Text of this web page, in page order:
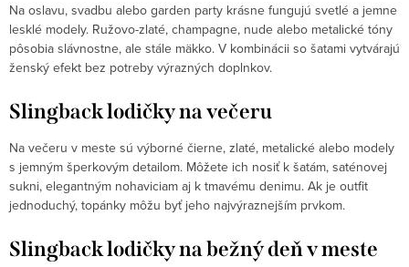
Na oslavu, svadbu alebo garden party krásne fungujú svetlé a jemne
lesklé modely. Ružovo-zlaté, champagne, nude alebo metalické tóny
pôsobia slávnostne, ale stále mäkko. V kombinácii so šatami vytvárajú
ženský efekt bez potreby výrazných doplnkov.
Slingback lodičky na večeru
Na večeru v meste sú výborné čierne, zlaté, metalické alebo modely
s jemným šperkovým detailom. Môžete ich nosiť k šatám, saténovej
sukni, elegantným nohaviciam aj k tmavému denimu. Ak je outfit
jednoduchý, topánky môžu byť jeho najvýraznejším prvkom.
Slingback lodičky na bežný deň v meste
Powered by chaterimo